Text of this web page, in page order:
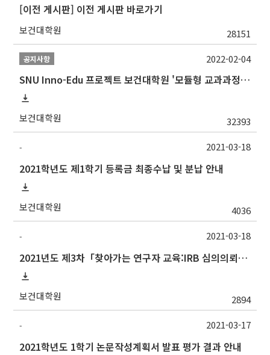
[이전 게시판] 이전 게시판 바로가기
보건대학원 28151
공지사항
SNU Inno-Edu 프로젝트 보건대학원 '모듈형 교과과정' 안내(revised 2022/2/28)
보건대학원 32393
2022-02-04
-
2021학년도 제1학기 등록금 최종수납 및 분납 안내
보건대학원 4036
2021-03-18
-
2021년도 제3차「찾아가는 연구자 교육:IRB 심의의뢰서 작성법」안내
보건대학원 2894
2021-03-18
-
2021학년도 1학기 논문작성계획서 발표 평가 결과 안내
2021-03-17